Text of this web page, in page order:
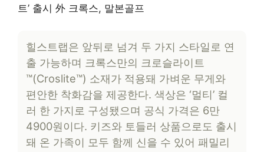
트’ 출시 外 크록스, 말본골프
힐스트랩은 앞뒤로 넘겨 두 가지 스타일로 연
출 가능하며 크록스만의 크로슬라이트
™(Croslite™) 소재가 적용돼 가벼운 무게와
편안한 착화감을 제공한다. 색상은 ‘멀티’ 컬
러 한 가지로 구성됐으며 공식 가격은 6만
4900원이다. 키즈와 토들러 상품으로도 출시
돼 온 가족이 모두 함께 신을 수 있어 패밀리